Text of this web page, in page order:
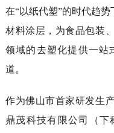
在“以纸代塑”的时代趋
材料涂层，为食品包装
领域的去塑化提供一站
道。
作为佛山市首家研发生
鼎茂科技有限公司（下